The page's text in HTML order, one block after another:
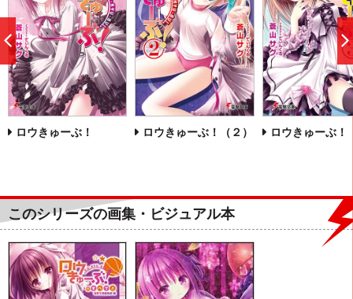
ロウきゅーぶ！ ロウきゅーぶ！（２） ロウきゅーぶ！
前
へ
このシリーズの画集・ビジュアル本